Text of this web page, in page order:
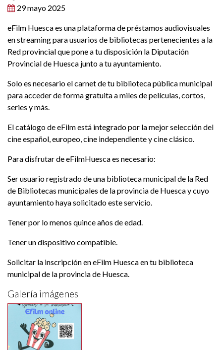
29 mayo 2025
eFilm Huesca es una plataforma de préstamos audiovisuales
en streaming para usuarios de bibliotecas pertenecientes a la
Red provincial que pone a tu disposición la Diputación
Provincial de Huesca junto a tu ayuntamiento.
Solo es necesario el carnet de tu biblioteca pública municipal
para acceder de forma gratuita a miles de películas, cortos,
series y más.
El catálogo de eFilm está integrado por la mejor selección del
cine español, europeo, cine independiente y cine clásico.
Para disfrutar de eFilmHuesca es necesario:
Ser usuario registrado de una biblioteca municipal de la Red
de Bibliotecas municipales de la provincia de Huesca y cuyo
ayuntamiento haya solicitado este servicio.
Tener por lo menos quince años de edad.
Tener un dispositivo compatible.
Solicitar la inscripción en eFilm Huesca en tu biblioteca
municipal de la provincia de Huesca.
Galería imágenes